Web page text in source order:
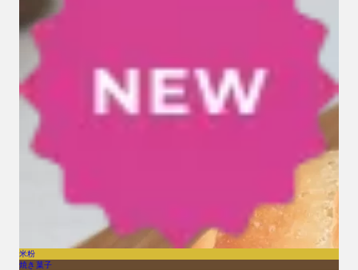
米粉
焼き菓子